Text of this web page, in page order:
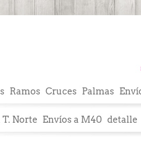
Ramos Cruces Palmas
T. Norte Envíos a M40 detalle